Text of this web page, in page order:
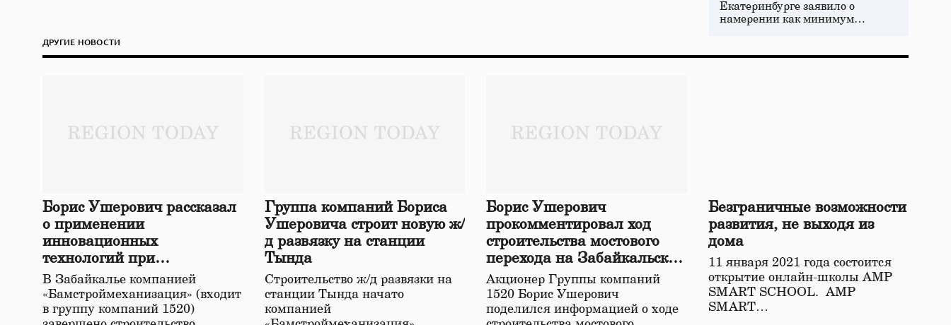
Екатеринбурге заявило о
намерении как минимум…
ДРУГИЕ НОВОСТИ
Борис Ушерович рассказал
о применении
инновационных
технологий при
строительстве нового моста
в Забайкалье
В Забайкалье компанией
«Бамстроймеханизация» (входит
в группу компаний 1520)
Группа компаний Бориса
Ушеровича строит новую ж/
д развязку на станции
Тында
Строительство ж/д развязки на
станции Тында начато
компанией
Борис Ушерович
прокомментировал ход
строительства мостового
перехода на Забайкальской
железной дороге
Акционер Группы компаний
1520 Борис Ушерович
поделился информацией о ходе
Безграничные возможности
развития, не выходя из
дома
11 января 2021 года состоится
открытие онлайн-школы АМР
SMART SCHOOL. АМР
SMART…